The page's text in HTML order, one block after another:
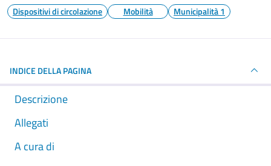
Dispositivi di circolazione Mobilità Municipalità 1
INDICE DELLA PAGINA
Descrizione
Allegati
A cura di